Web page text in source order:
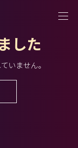
した
いません。